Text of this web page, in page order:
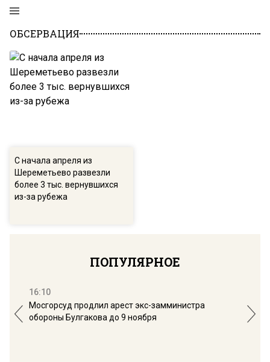
ОБСЕРВАЦИЯ
С начала апреля из
Шереметьево развезли
более 3 тыс. вернувшихся
из-за рубежа
ПОПУЛЯРНОЕ
16:10
Мосгорсуд продлил арест экс-замминистра
обороны Булгакова до 9 ноября